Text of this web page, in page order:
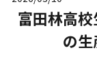
富田林高
の生